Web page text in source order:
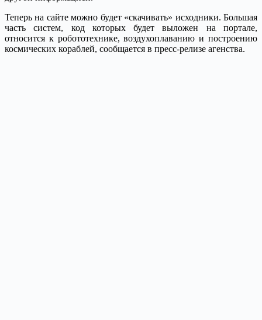
Теперь на сайте можно будет «скачивать» исходники. Большая
часть систем, код которых будет выложен на портале,
относится к робототехнике, воздухоплаванию и построению
космических кораблей, сообщается в пресс-релизе агенства.